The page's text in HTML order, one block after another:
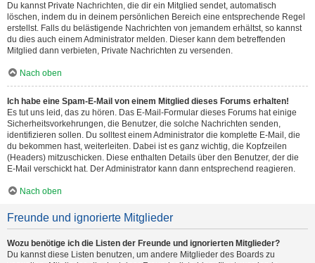
Du kannst Private Nachrichten, die dir ein Mitglied sendet, automatisch
löschen, indem du in deinem persönlichen Bereich eine entsprechende Regel
erstellst. Falls du belästigende Nachrichten von jemandem erhältst, so kannst
du dies auch einem Administrator melden. Dieser kann dem betreffenden
Mitglied dann verbieten, Private Nachrichten zu versenden.
Nach oben
Ich habe eine Spam-E-Mail von einem Mitglied dieses Forums erhalten!
Es tut uns leid, das zu hören. Das E-Mail-Formular dieses Forums hat einige
Sicherheitsvorkehrungen, die Benutzer, die solche Nachrichten senden,
identifizieren sollen. Du solltest einem Administrator die komplette E-Mail, die
du bekommen hast, weiterleiten. Dabei ist es ganz wichtig, die Kopfzeilen
(Headers) mitzuschicken. Diese enthalten Details über den Benutzer, der die
E-Mail verschickt hat. Der Administrator kann dann entsprechend reagieren.
Nach oben
Freunde und ignorierte Mitglieder
Wozu benötige ich die Listen der Freunde und ignorierten Mitglieder?
Du kannst diese Listen benutzen, um andere Mitglieder des Boards zu